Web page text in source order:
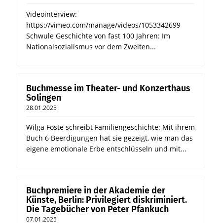
Videointerview:
https://vimeo.com/manage/videos/1053342699
Schwule Geschichte von fast 100 Jahren: Im
Nationalsozialismus vor dem Zweiten...
Buchmesse im Theater- und Konzerthaus
Solingen
28.01.2025
Wilga Föste schreibt Familiengeschichte: Mit ihrem
Buch 6 Beerdigungen hat sie gezeigt, wie man das
eigene emotionale Erbe entschlüsseln und mit...
Buchpremiere in der Akademie der
Künste, Berlin: Privilegiert diskriminiert.
Die Tagebücher von Peter Pfankuch
07.01.2025